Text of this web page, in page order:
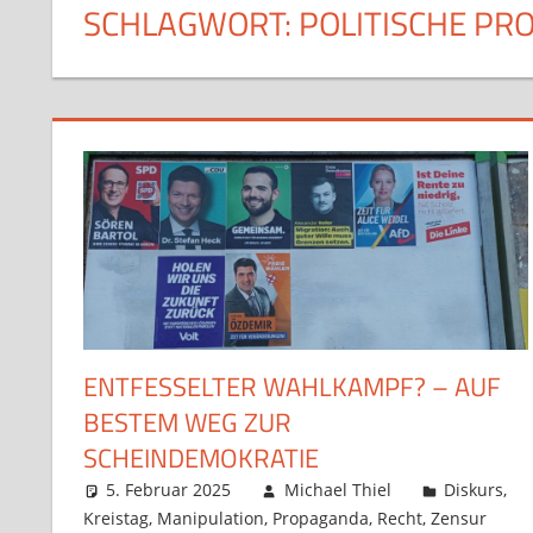
SCHLAGWORT: POLITISCHE
ENTFESSELTER WAHLKAMPF? – AUF
BESTEM WEG ZUR
SCHEINDEMOKRATIE
5. Februar 2025 Michael Thiel Diskurs,
Kreistag, Manipulation, Propaganda, Recht, Zensur